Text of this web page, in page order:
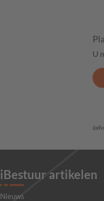
U
iBestuur artikelen
Nieuws